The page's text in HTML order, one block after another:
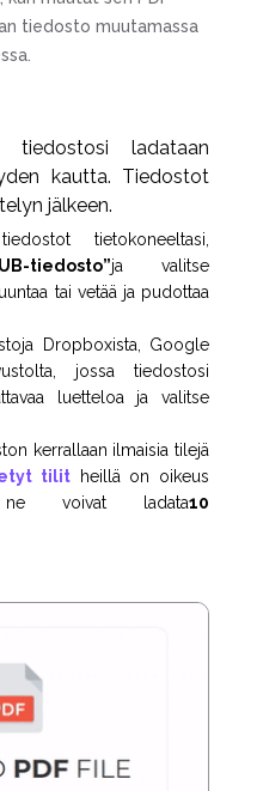
tiedosto muutamassa
ladataan
kautta. Tiedostot
jälkeen.
tietokoneeltasi,
tiedosto”ja valitse
tai vetää ja pudottaa
Dropboxista, Google
jossa tiedostosi
luetteloa ja valitse
kerrallaan ilmaisia tilejä
tilit heillä on oikeus
voivat ladata10